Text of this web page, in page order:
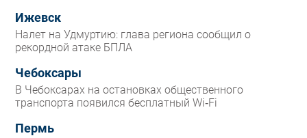
Ижевск
Налет на Удмуртию: глава региона сообщил о
рекордной атаке БПЛА
Чебоксары
В Чебоксарах на остановках общественного
транспорта появился бесплатный Wi‑Fi
Пермь